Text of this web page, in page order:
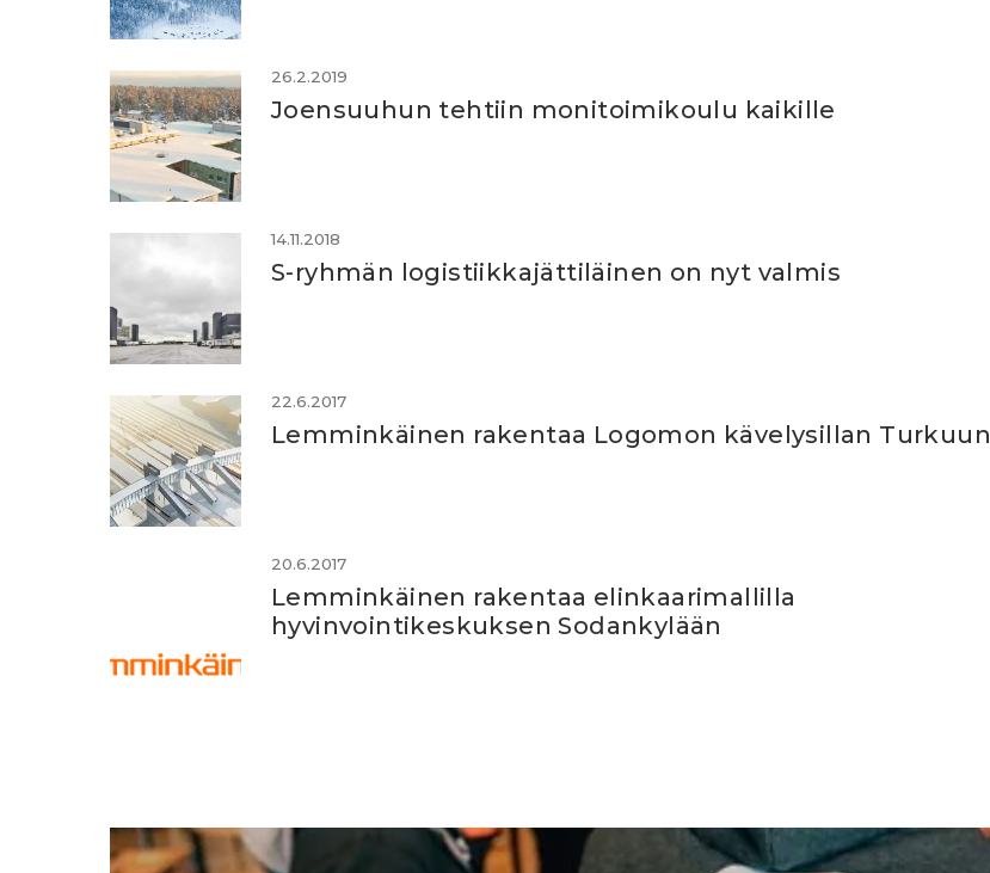
26.2.2019
Joensuuhun tehtiin monitoimikoulu kaikille
14.11.2018
S-ryhmän logistiikkajättiläinen on nyt valmis
22.6.2017
Lemminkäinen rakentaa Logomon kävelysillan Turkuun
20.6.2017
Lemminkäinen rakentaa elinkaarimallilla
hyvinvointikeskuksen Sodankylään